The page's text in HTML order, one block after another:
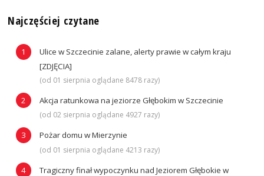
Najczęściej czytane
Ulice w Szczecinie zalane, alerty prawie w całym kraju
[ZDJĘCIA]
(od 01 sierpnia oglądane 8478 razy)
Akcja ratunkowa na jeziorze Głębokim w Szczecinie
(od 02 sierpnia oglądane 4927 razy)
Pożar domu w Mierzynie
(od 01 sierpnia oglądane 4213 razy)
Tragiczny finał wypoczynku nad Jeziorem Głębokie w